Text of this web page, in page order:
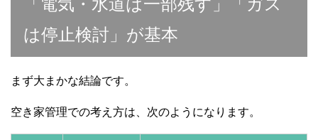
「電気・水道は一部残す」「ガス
は停止検討」が基本
まず大まかな結論です。
空き家管理での考え方は、次のようになります。